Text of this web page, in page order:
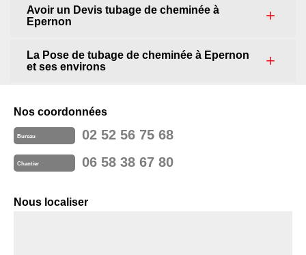
Avoir un Devis tubage de cheminée à
Epernon
La Pose de tubage de cheminée à Epernon
et ses environs
Nos coordonnées
Bureau 02 52 56 75 68
Chantier 06 58 38 67 80
Nous localiser